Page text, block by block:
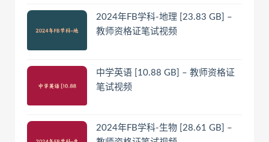
2024年FB学科-地理 [23.83 GB] –
教师资格证笔试视频
中学英语 [10.88 GB] – 教师资格证
笔试视频
2024年FB学科-生物 [28.61 GB] –